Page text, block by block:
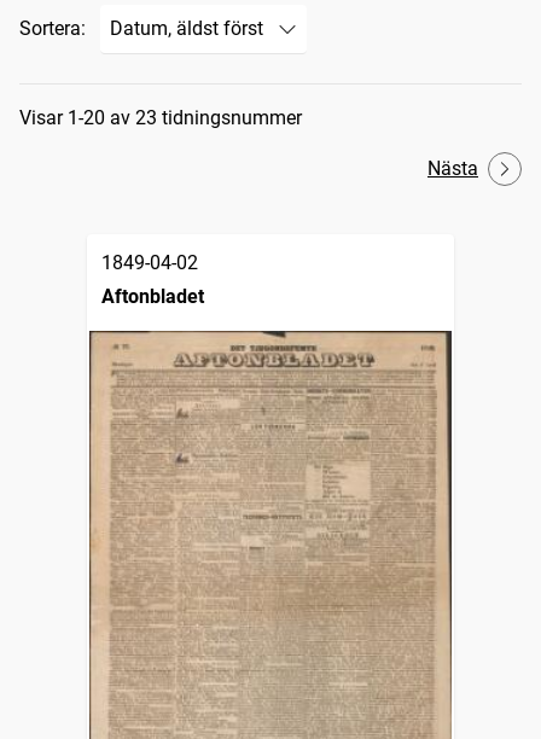
Sortera:
Sökresultat
Visar 1-20 av 23 tidningsnummer
Nästa
1849-04-02
Aftonbladet